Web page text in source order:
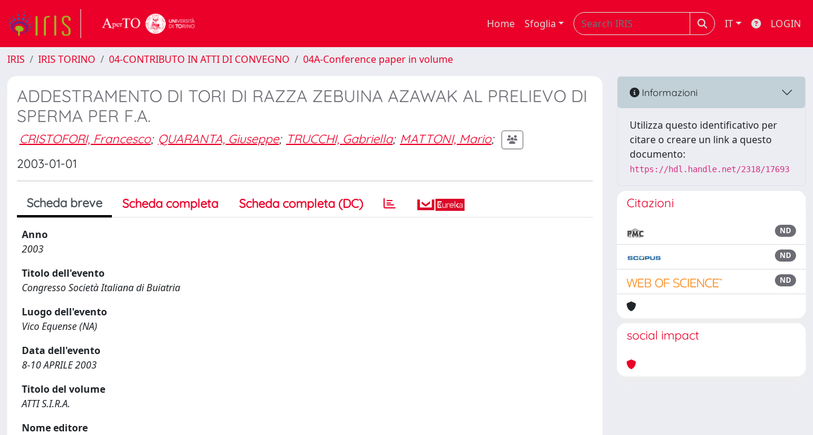
Home Sfoglia IT LOGIN
IRIS IRIS TORINO 04-CONTRIBUTO IN ATTI DI CONVEGNO 04A-Conference paper in volume
ADDESTRAMENTO DI TORI DI RAZZA ZEBUINA AZAWAK AL PRELIEVO DI
SPERMA PER F.A.
CRISTOFORI, Francesco; QUARANTA, Giuseppe; TRUCCHI, Gabriella; MATTONI, Mario;
2003-01-01
Scheda breve Scheda completa Scheda completa (DC)
Anno
2003
Titolo dell'evento
Congresso Società Italiana di Buiatria
Luogo dell'evento
Vico Equense (NA)
Data dell'evento
8-10 APRILE 2003
Titolo del volume
ATTI S.I.R.A.
Nome editore
Informazioni
Utilizza questo identificativo per
citare o creare un link a questo
documento:
https://hdl.handle.net/2318/17693
Citazioni
ND
ND
ND
social impact